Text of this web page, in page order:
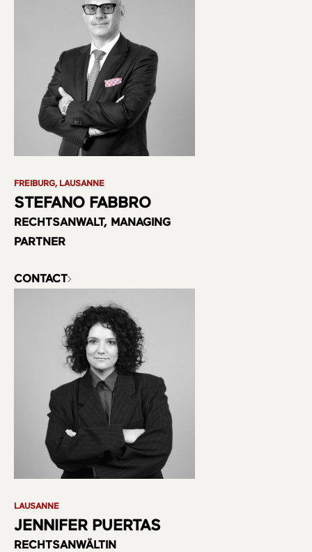
FREIBURG, LAUSANNE
STEFANO FABBRO
RECHTSANWALT, MANAGING
PARTNER
CONTACT
LAUSANNE
JENNIFER PUERTAS
RECHTSANWÄLTIN
Über uns
Bereiche